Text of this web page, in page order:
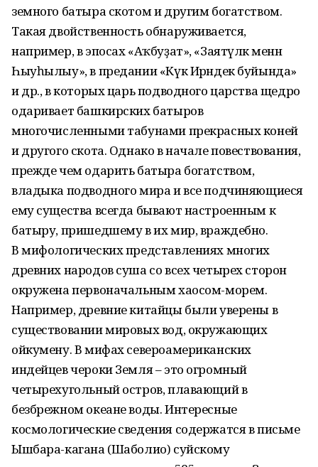
земного батыра скотом и другим богатством.
Такая двойственность обнаруживается,
например, в эпосах «Аҡбуҙат», «Заятүләк менән
Һыуһылыу», в предании «Күк Ирәндек буйында»
и др., в которых царь подводного царства щедро
одаривает башкирских батыров
многочисленными табунами прекрасных коней
и другого скота. Однако в начале повествования,
прежде чем одарить батыра богатством,
владыка подводного мира и все подчиняющиеся
ему существа всегда бывают настроенным к
батыру, пришедшему в их мир, враждебно.
В мифологических представлениях многих
древних народов суша со всех четырех сторон
окружена первоначальным хаосом-морем.
Например, древние китайцы были уверены в
существовании мировых вод, окружающих
ойкумену. В мифах североамериканских
индейцев чероки Земля – это огромный
четырехугольный остров, плавающий в
безбрежном океане воды. Интересные
космологические сведения содержатся в письме
Ышбара-кагана (Шаболио) суйскому